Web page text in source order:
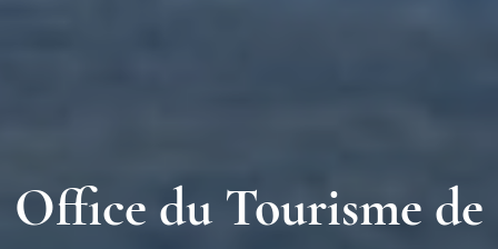
Office du Tourisme de